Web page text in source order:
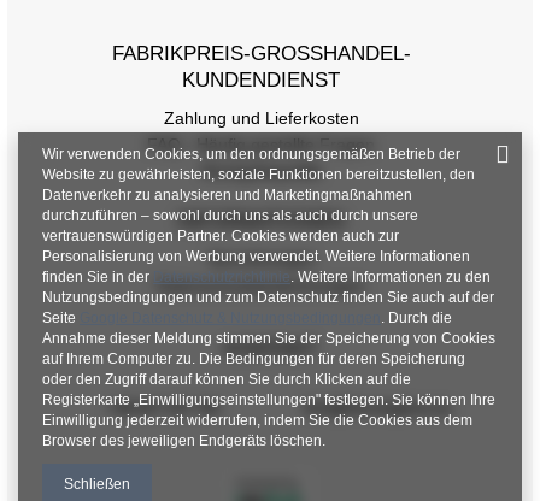
FABRIKPREIS-GROSSHANDEL-K
UNDENDIENST
Zahlung und Lieferkosten
FAQ - Häufig gestellte Fragen
Rückgabepolitik
INFORMATIONEN
Verordnungen
Datenschutzbestimmungen
KONTAKT
+48 601 547 740 hurt@factoryprice.eu
Wir verwenden Cookies, um den ordnungsgemäßen Betrieb der
Website zu gewährleisten, soziale Funktionen bereitzustellen, den
Datenverkehr zu analysieren und Marketingmaßnahmen
durchzuführen – sowohl durch uns als auch durch unsere
vertrauenswürdigen Partner. Cookies werden auch zur
Personalisierung von Werbung verwendet. Weitere Informationen
finden Sie in der
Datenschutzrichtlinie. Weitere Informationen zu den
Nutzungsbedingungen und zum Datenschutz finden Sie auch auf der
Seite
. Durch die
Annahme dieser Meldung stimmen Sie der Speicherung von Cookies
auf Ihrem Computer zu. Die Bedingungen für deren Speicherung
oder den Zugriff darauf können Sie durch Klicken auf die
Registerkarte „Einwilligungseinstellungen" festlegen. Sie können Ihre
Einwilligung jederzeit widerrufen, indem Sie die Cookies aus dem
Browser des jeweiligen Endgeräts löschen.
Schließen